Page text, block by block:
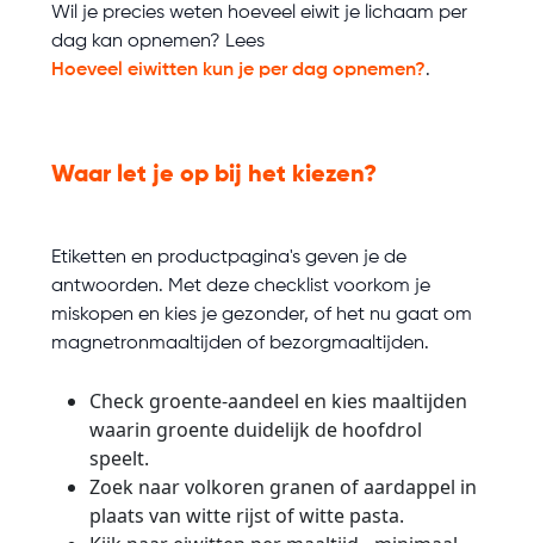
Wil je precies weten hoeveel eiwit je lichaam per
dag kan opnemen? Lees
Hoeveel eiwitten kun je per dag opnemen?.
Waar let je op bij het kiezen?
Etiketten en productpagina's geven je de
antwoorden. Met deze checklist voorkom je
miskopen en kies je gezonder, of het nu gaat om
magnetronmaaltijden of bezorgmaaltijden.
Check groente-aandeel en kies maaltijden
waarin groente duidelijk de hoofdrol
speelt.
Zoek naar volkoren granen of aardappel in
plaats van witte rijst of witte pasta.